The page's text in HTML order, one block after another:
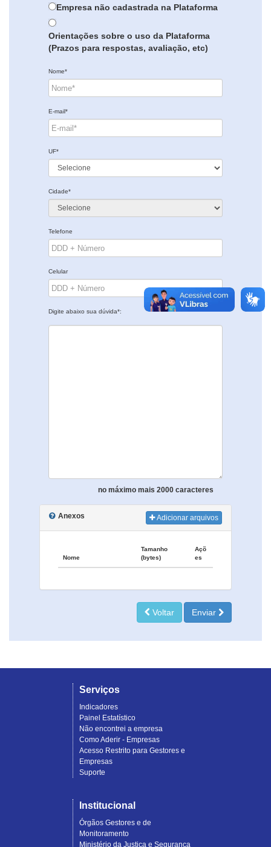
Empresa não cadastrada na Plataforma
Orientações sobre o uso da Plataforma
(Prazos para respostas, avaliação, etc)
Nome*
E-mail*
UF*
Cidade*
Telefone
Celular
Digite abaixo sua dúvida*:
no máximo mais 2000 caracteres
Anexos Adicionar arquivos
Nome
Tamanho
(bytes)
Açõ
es
Voltar Enviar
Serviços
Indicadores
Painel Estatístico
Não encontrei a empresa
Como Aderir - Empresas
Acesso Restrito para Gestores e
Empresas
Suporte
Institucional
Órgãos Gestores e de
Monitoramento
Ministério da Justiça e Segurança